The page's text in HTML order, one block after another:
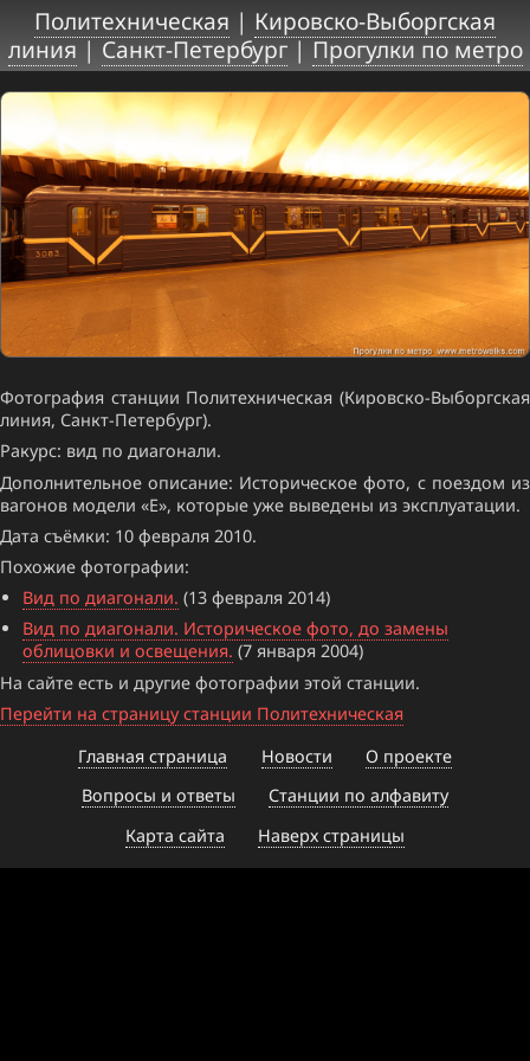
Политехническая | Кировско-Выборгская
линия|Санкт-Петербург|Прогулки по метро
Фотография станции Политехническая (Кировско-Выборгская
линия, Санкт-Петербург).
Ракурс: вид по диагонали.
Дополнительное описание: Историческое фото, с поездом из
вагонов модели «Е», которые уже выведены из эксплуатации.
Дата съёмки: 10 февраля 2010.
Похожие фотографии:
Вид по диагонали. (13 февраля 2014)
Вид по диагонали. Историческое фото, до замены
облицовки и освещения. (7 января 2004)
На сайте есть и другие фотографии этой станции.
Перейти на страницу станции Политехническая
Главная страница
Новости
О проекте
Вопросы и ответы
Станции по алфавиту
Карта сайта
Наверх страницы